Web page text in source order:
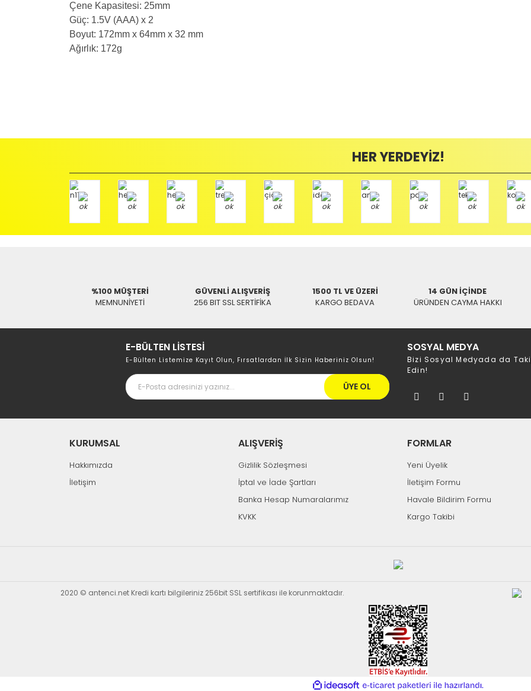
Çene Kapasitesi: 25mm
Güç: 1.5V (AAA) x 2
Boyut: 172mm x 64mm x 32 mm
Ağırlık: 172g
Yorum Yaz
gerekir.
ödemeli olarak göndermenizi rica ederiz.
Antenci Elektronik San.Tic.Ltd.Şti.
Adres : Akıncılar Mh. Pancar Arkası Sk. No:10/B2 KARESİ / BALIKESİR
Aras Kargo Anlaşma No : 152 294 193 1342
HER YERDEYİZ!
%100 MÜŞTERİ
MEMNUNİYETİ
GÜVENLİ ALIŞVERİŞ
256 BIT SSL SERTİFİKA
1500 TL VE ÜZERİ
KARGO BEDAVA
14 GÜN İÇİNDE
ÜRÜNDEN CAYMA HAKKI
E-BÜLTEN LİSTESİ
E-Bülten Listemize Kayıt Olun, Fırsatlardan İlk Sizin Haberiniz Olsun!
ÜYE OL
SOSYAL MEDYA
Bizi Sosyal Medyada da
Edin!
KURUMSAL
Hakkımızda
İletişim
ALIŞVERİŞ
Gizlilik Sözleşmesi
İptal ve İade Şartları
Banka Hesap Numaralarımız
KVKK
FORMLAR
Yeni Üyelik
İletişim Formu
Havale Bildirim Formu
Kargo Takibi
2020 © antenci.net Kredi kartı bilgileriniz 256bit SSL sertifikası ile korunmaktadır.
ideasoft e-